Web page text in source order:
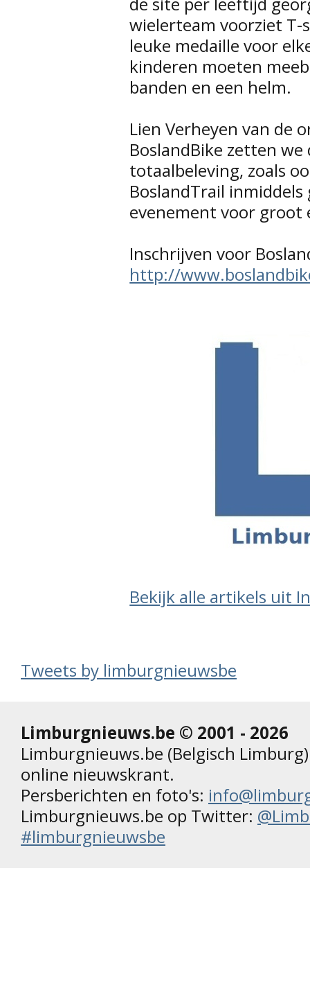
wielerteam voorziet
leuke medaille voor
kinderen moeten
banden en een helm.
Lien Verheyen van de
BoslandBike zetten
totaalbeleving, zoals
BoslandTrail
evenement voor groot
Inschrijven voor
http://
Bekijk alle artikels uit
Tweets by limburgnieuwsbe
Limburgnieuws.be © 2001 - 2026
Limburgnieuws.be (Belgisch
online nieuwskrant.
Persberichten en foto's:
Limburgnieuws.be op Twitter:
#limburgnieuwsbe